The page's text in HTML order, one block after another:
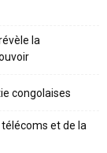
la
congolaises
et de la